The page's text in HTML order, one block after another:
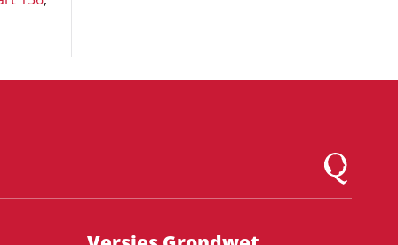
Logo